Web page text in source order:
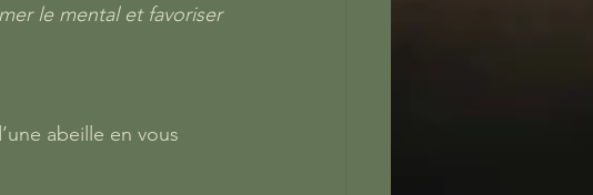
le mental et favoriser
abeille en vous